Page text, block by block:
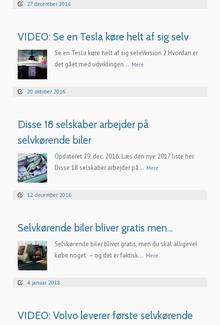
27. december 2016
VIDEO: Se en Tesla køre helt af sig selv
Se en Tesla køre helt af sig selvVersion 2 Hvordan er
det gået med udviklingen... Mere
20. oktober 2016
Disse 18 selskaber arbejder på
selvkørende biler
Opdateret 29. dec. 2016. Læs den nye 2017 liste her.
Disse 18 selskaber arbejder på... Mere
12. december 2016
Selvkørende biler bliver gratis men…
Selvkørende biler bliver gratis, men du skal alligevel
købe noget – og det er faktisk... Mere
4. januar 2018
VIDEO: Volvo leverer første selvkørende